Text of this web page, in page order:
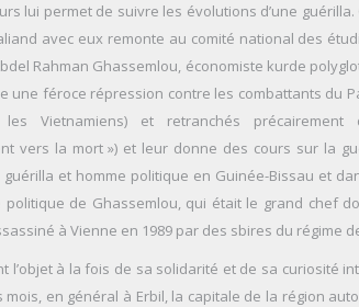
lui permet de suivre les évolutions d’une guérilla.
avec eux remonte au comité national des
Rahman Ghassemlou, économiste kurde
une féroce répression contre les combattants du
Vietnamiens) et retranchés précairement
vers la mort ») et leur donne des cours sur la
et homme politique en Guinée-Bissau et
de Ghassemlou, qui était le grand chef
à Vienne en 1989 par des sbires du régime
l’objet à la fois de sa solidarité et de sa curiosité
en général à Erbil, la capitale de la région